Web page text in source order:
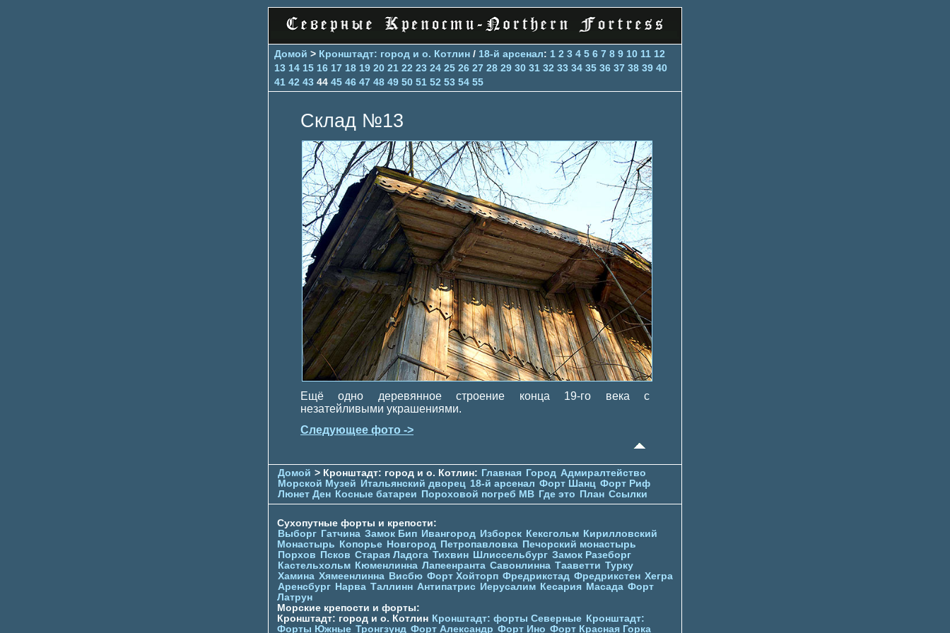
Домой > Кронштадт: город и о. Котлин / 18-й арсенал: 1 2 3 4 5 6 7 8 9 10 11 12
13 14 15 16 17 18 19 20 21 22 23 24 25 26 27 28 29 30 31 32 33 34 35 36 37 38 39 40
41 42 43 44 45 46 47 48 49 50 51 52 53 54 55
Склад №13
Ещё одно деревянное строение конца 19-го века с
незатейливыми украшениями.
Следующее фото ->
Домой > Кронштадт: город и о. Котлин: Главная Город Адмиралтейство
Морской Музей Итальянский дворец 18-й арсенал Форт Шанц Форт Риф
Люнет Ден Косные батареи Пороховой погреб МВ Где это План Ссылки
Сухопутные форты и крепости:
Выборг Гатчина Замок Бип Ивангород Изборск Кексгольм Кирилловский
Монастырь
Копорье Новгород Петропавловка Печорcкий монастырь
Порхов
Псков Старая Ладога Тихвин Шлиссельбург Замок Разеборг
Кастельхольм Кюменлинна Лапеенранта Савонлинна Тааветти Турку
Хамина Хямеенлинна Висбю Форт Хойторп Фредрикстад Фредрикстен Хегра
Аренсбург Нарва Таллинн Антипатрис Иерусалим Кесария Масада Форт
Латрун
Морские крепости и форты:
Кронштадт: город и о. Котлин Кронштадт: форты Северные Кронштадт:
Форты Южные Тронгзунд Форт Александр Форт Ино Форт Красная Горка